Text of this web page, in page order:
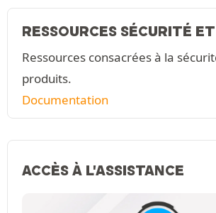
RESSOURCES SÉCURITÉ
Ressources consacrées à la
produits.
Documentation
ACCÈS À L'ASSISTANCE